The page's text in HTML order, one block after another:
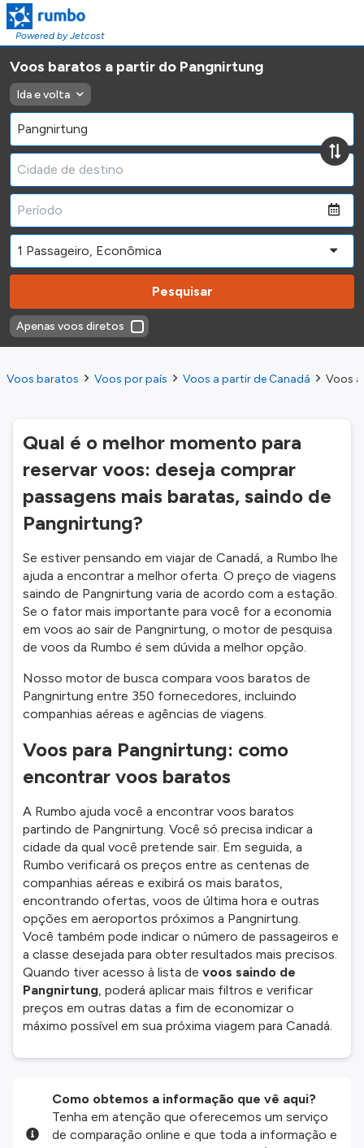
Powered by Jetcost
Voos baratos a partir do Pangnirtung
Ida e volta
Pesquisar
Apenas voos diretos
Voos baratos Voos por país Voos a partir de Canadá Voos
Qual é o melhor momento para
reservar voos: deseja comprar
passagens mais baratas, saindo de
Pangnirtung?
Se estiver pensando em viajar de Canadá, a Rumbo lhe
ajuda a encontrar a melhor oferta. O preço de viagens
saindo de Pangnirtung varia de acordo com a estação.
Se o fator mais importante para você for a economia
em voos ao sair de Pangnirtung, o motor de pesquisa
de voos da Rumbo é sem dúvida a melhor opção.
Nosso motor de busca compara voos baratos de
Pangnirtung entre 350 fornecedores, incluindo
companhias aéreas e agências de viagens.
Voos para Pangnirtung: como
encontrar voos baratos
A Rumbo ajuda você a encontrar voos baratos
partindo de Pangnirtung. Você só precisa indicar a
cidade da qual você pretende sair. Em seguida, a
Rumbo verificará os preços entre as centenas de
companhias aéreas e exibirá os mais baratos,
encontrando ofertas, voos de última hora e outras
opções em aeroportos próximos a Pangnirtung.
Você também pode indicar o número de passageiros e
a classe desejada para obter resultados mais precisos.
Quando tiver acesso à lista de voos saindo de
Pangnirtung, poderá aplicar mais filtros e verificar
preços em outras datas a fim de economizar o
máximo possível em sua próxima viagem para Canadá.
Como obtemos a informação que vê aqui?
Tenha em atenção que oferecemos um serviço
de comparação online e que toda a informação e